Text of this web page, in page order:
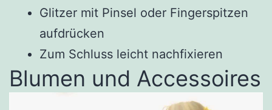
Glitzer mit Pinsel oder Fingerspitzen
aufdrücken
Zum Schluss leicht nachfixieren
Blumen und Accessoires